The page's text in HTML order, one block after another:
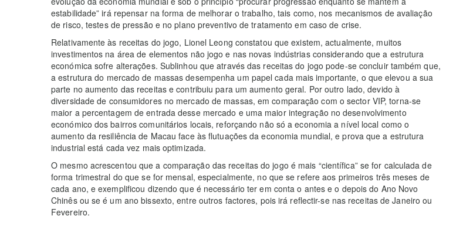
estabilidade” irá repensar na forma de melhorar o trabalho, tais como, nos mecanismos de avaliação
de risco, testes de pressão e no plano preventivo de tratamento em caso de crise.
Relativamente às receitas do jogo, Lionel Leong constatou que existem, actualmente, muitos
investimentos na área de elementos não jogo e nas novas indústrias considerando que a estrutura
económica sofre alterações. Sublinhou que através das receitas do jogo pode-se concluir também que,
a estrutura do mercado de massas desempenha um papel cada mais importante, o que elevou a sua
parte no aumento das receitas e contribuiu para um aumento geral. Por outro lado, devido à
diversidade de consumidores no mercado de massas, em comparação com o sector VIP, torna-se
maior a percentagem de entrada desse mercado e uma maior integração no desenvolvimento
económico dos bairros comunitários locais, reforçando não só a economia a nível local como o
aumento da resiliência de Macau face às flutuações da economia mundial, e prova que a estrutura
industrial está cada vez mais optimizada.
O mesmo acrescentou que a comparação das receitas do jogo é mais “científica” se for calculada de
forma trimestral do que se for mensal, especialmente, no que se refere aos primeiros três meses de
cada ano, e exemplificou dizendo que é necessário ter em conta o antes e o depois do Ano Novo
Chinês ou se é um ano bissexto, entre outros factores, pois irá reflectir-se nas receitas de Janeiro ou
Fevereiro.